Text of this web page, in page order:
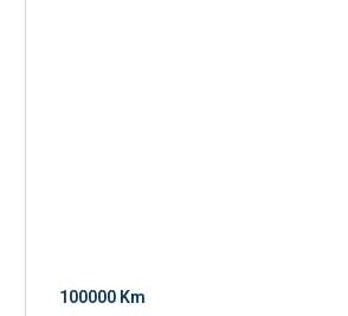
100000 Km